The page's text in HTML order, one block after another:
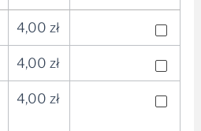
4,00 zł
4,00 zł
4,00 zł